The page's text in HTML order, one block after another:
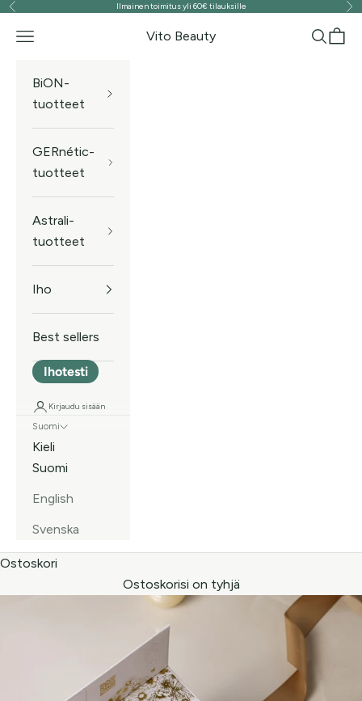
Siirry sisältöön
Edellinen Ilmainen toimitus yli 60€ tilauksille
Vito Beauty
Valikko Haku
BiON-
tuotteet
GERnétic-
tuotteet
Astrali-
tuotteet
Iho
Best sellers
Ihotesti
Kirjaudu sisään
Suomi
Kieli
Suomi
English
Svenska
Ostoskori
Ostoskorisi on tyhjä